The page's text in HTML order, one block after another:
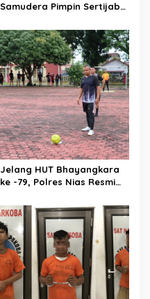
Samudera Pimpin Sertijab
Jelang HUT Bhayangkara
ke -79, Polres Nias Resmi